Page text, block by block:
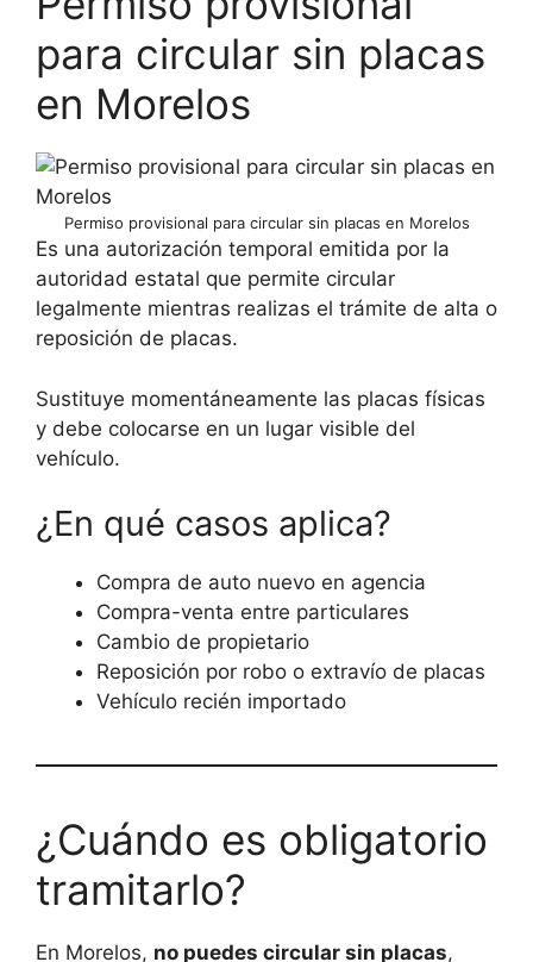
para circular sin placas
en Morelos
Permiso provisional para circular sin placas en Morelos
Es una autorización temporal emitida por la
autoridad estatal que permite circular
legalmente mientras realizas el trámite de alta o
reposición de placas.
Sustituye momentáneamente las placas físicas
y debe colocarse en un lugar visible del
vehículo.
¿En qué casos aplica?
Compra de auto nuevo en agencia
Compra-venta entre particulares
Cambio de propietario
Reposición por robo o extravío de placas
Vehículo recién importado
¿Cuándo es obligatorio
tramitarlo?
En Morelos, no puedes circular sin placas,